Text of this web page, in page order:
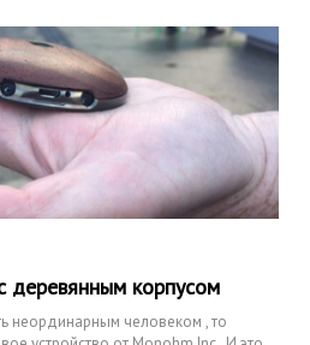
деревянным корпусом
неординарным человеком , то